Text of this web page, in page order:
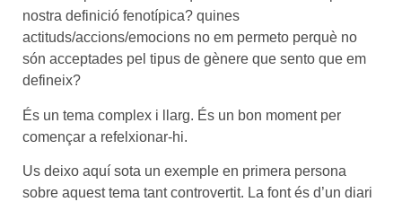
nostra definició fenotípica? quines
actituds/accions/emocions no em permeto perquè no
són acceptades pel tipus de gènere que sento que em
defineix?
És un tema complex i llarg. És un bon moment per
començar a refelxionar-hi.
Us deixo aquí sota un exemple en primera persona
sobre aquest tema tant controvertit. La font és d’un diari